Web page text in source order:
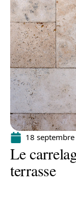
18
Le
terrasse